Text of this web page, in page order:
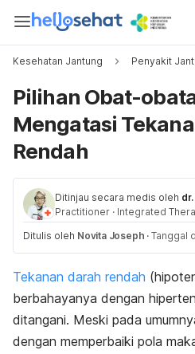
Kesehatan Jantung Penyakit
Pilihan Obat-
Mengatasi
Rendah
Ditinjau secara medis oleh
Practitioner · Integrated
Ditulis oleh Novita Joseph · Tanggal
Tekanan darah rendah
berbahayanya dengan
ditangani. Meski pada
dengan memperbaiki pola